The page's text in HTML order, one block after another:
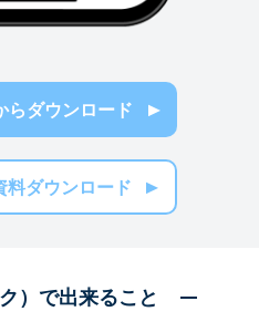
ダウンロード
料ダウンロード
）で出来ること